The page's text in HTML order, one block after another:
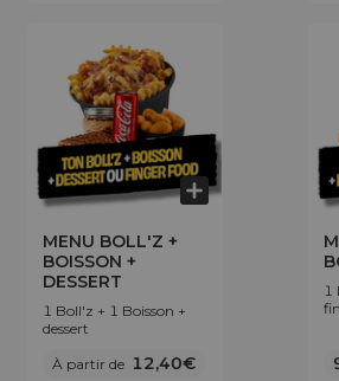
MENU BOLL'Z +
BOISSON +
DESSERT
1 Boll'z + 1 Boisson +
dessert
À partir de 12,40€
1